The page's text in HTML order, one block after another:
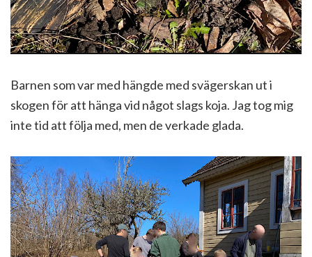
Barnen som var med hängde med svägerskan ut i
skogen för att hänga vid något slags koja. Jag tog mig
inte tid att följa med, men de verkade glada.